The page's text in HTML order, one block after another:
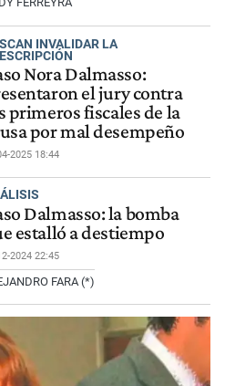
INVALIDAR LA
Nora Dalmasso:
el jury contra
primeros fiscales de la
por mal desempeño
2025 18:44
Dalmasso: la bomba
estalló a destiempo
2024 22:45
FARA (*)